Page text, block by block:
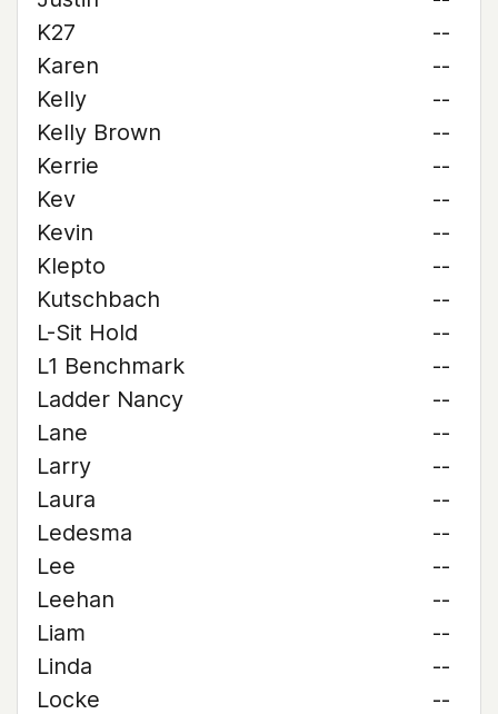
K27
--
Karen
--
Kelly
--
Kelly Brown
--
Kerrie
--
Kev
--
Kevin
--
Klepto
--
Kutschbach
--
L-Sit Hold
--
L1 Benchmark
--
Ladder Nancy
--
Lane
--
Larry
--
Laura
--
Ledesma
--
Lee
--
Leehan
--
Liam
--
Linda
--
Locke
--